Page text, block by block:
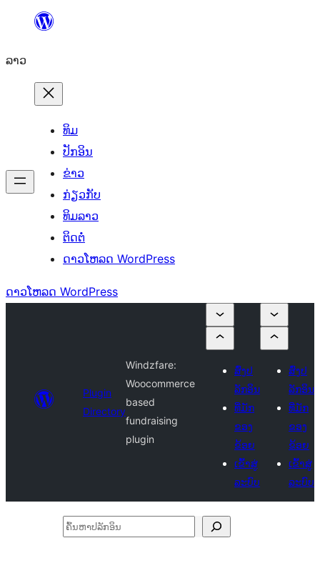
ທີ່
ເນື້ອຫາ
ລາວ
ທິມ
ປັກອິນ
ຂ່າວ
ກ່ຽວກັບ
ທິມລາວ
ຕິດຕໍ່
ດາວໂຫລດ WordPress
ດາວໂຫລດ WordPress
Plugin
Directory
Windzfare:
Woocommerce
based
fundraising
plugin
ສົ່ງປ
ລັກອິນ
ທີ່ມັກ
ຂອງ
ຂ້ອຍ
ເຂົ້າສູ່
ລະບົບ
ສົ່ງປ
ລັກອິນ
ທີ່ມັກ
ຂອງ
ຂ້ອຍ
ເຂົ້າສູ່
ລະບົບ
ຄົ້ນ